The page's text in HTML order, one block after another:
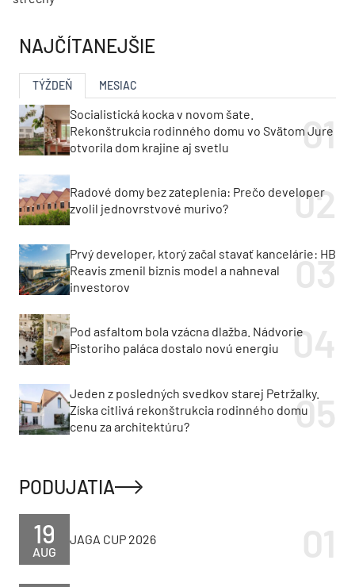
NAJČÍTANEJŠIE
TÝŽDEŇ MESIAC
Socialistická kocka v novom šate.
Rekonštrukcia rodinného domu vo Svätom Jure
otvorila dom krajine aj svetlu
Radové domy bez zateplenia: Prečo developer
zvolil jednovrstvové murivo?
Prvý developer, ktorý začal stavať kancelárie: HB
Reavis zmenil biznis model a nahneval
investorov
Pod asfaltom bola vzácna dlažba. Nádvorie
Pistoriho paláca dostalo novú energiu
Jeden z posledných svedkov starej Petržalky.
Získa citlivá rekonštrukcia rodinného domu
cenu za architektúru?
PODUJATIA
AUG
19 JAGA CUP 2026